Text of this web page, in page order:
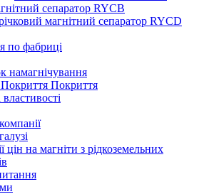
сепаратор RYCB
магнітний сепаратор RYCD
по фабриці
намагнічування
Покриття
цін на магніти з рідкоземельних